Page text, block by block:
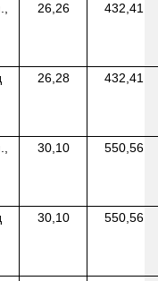
26,26 432,41
26,28 432,41
30,10 550,56
30,10 550,56